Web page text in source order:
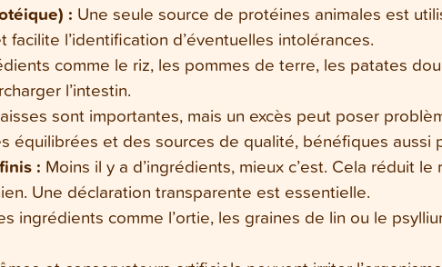
: Une seule source de protéines animales est
l’identification d’éventuelles intolérances.
comme le riz, les pommes de terre, les patates
l’intestin.
sont importantes, mais un excès peut poser
équilibrées et des sources de qualité, bénéfiques aussi
: Moins il y a d’ingrédients, mieux c’est. Cela réduit
Une déclaration transparente est essentielle.
ingrédients comme l’ortie, les graines de lin ou le